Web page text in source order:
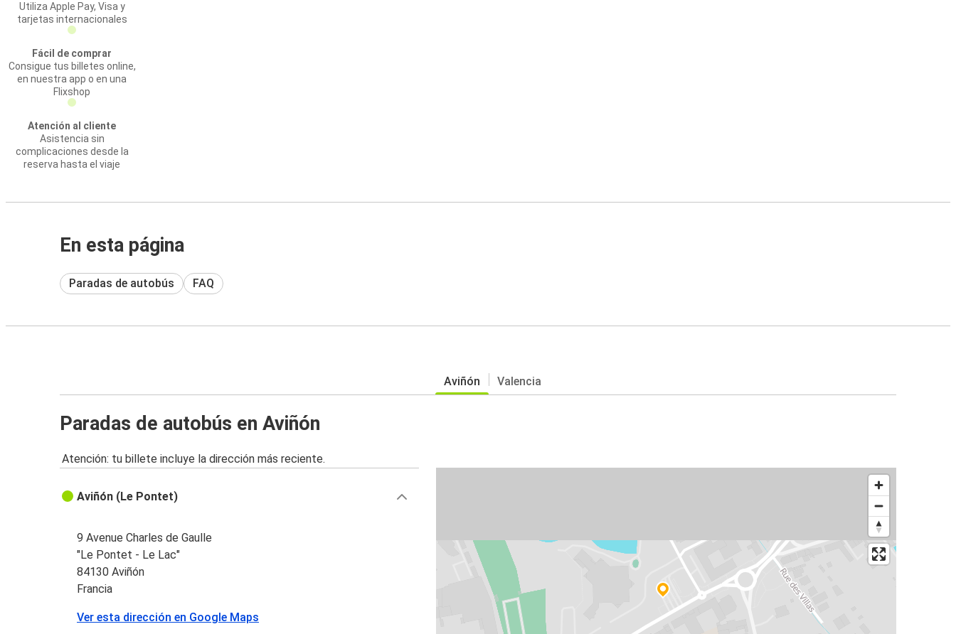
Utiliza Apple Pay, Visa y
tarjetas internacionales
Fácil de comprar
Consigue tus billetes online,
en nuestra app o en una
Flixshop
Atención al cliente
Asistencia sin
complicaciones desde la
reserva hasta el viaje
En esta página
Paradas de autobús FAQ
Aviñón Valencia
Paradas de autobús en Aviñón
Atención: tu billete incluye la dirección más reciente.
Aviñón (Le Pontet)
9 Avenue Charles de Gaulle
"Le Pontet - Le Lac"
84130 Aviñón
Francia
Ver esta dirección en Google Maps